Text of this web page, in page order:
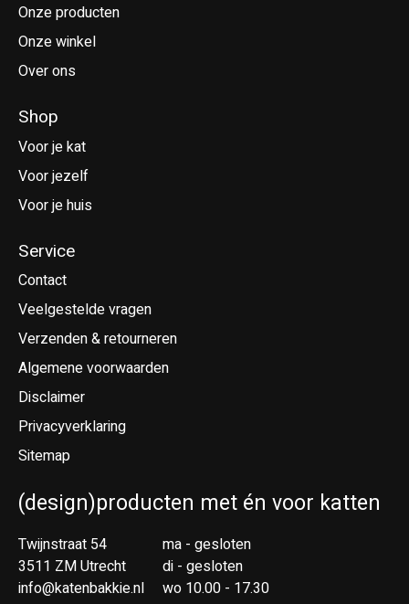
Onze producten
Onze winkel
Over ons
Shop
Voor je kat
Voor jezelf
Voor je huis
Service
Contact
Veelgestelde vragen
Verzenden & retourneren
Algemene voorwaarden
Disclaimer
Privacyverklaring
Sitemap
(design)producten met én voor katten
Twijnstraat 54
3511 ZM Utrecht
info@katenbakkie.nl
ma - gesloten
di - gesloten
wo 10.00 - 17.30